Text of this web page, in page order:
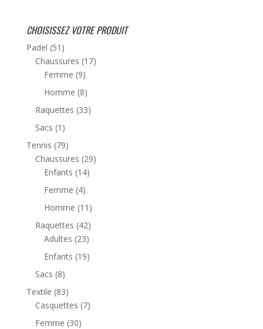
CHOISISSEZ VOTRE PRODUIT
Padel (51)
Chaussures (17)
Femme (9)
Homme (8)
Raquettes (33)
Sacs (1)
Tennis (79)
Chaussures (29)
Enfants (14)
Femme (4)
Homme (11)
Raquettes (42)
Adultes (23)
Enfants (19)
Sacs (8)
Textile (83)
Casquettes (7)
Femme (30)